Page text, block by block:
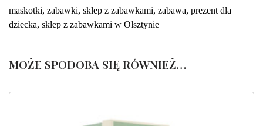
maskotki, zabawki, sklep z zabawkami, zabawa, prezent dla
dziecka, sklep z zabawkami w Olsztynie
MOŻE SPODOBA SIĘ RÓWNIEŻ…